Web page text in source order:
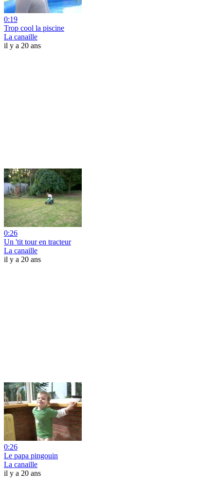
0:19
Trop cool la piscine
La canaille
il y a 20 ans
0:26
Un 'tit tour en tracteur
La canaille
il y a 20 ans
0:26
Le papa pingouin
La canaille
il y a 20 ans